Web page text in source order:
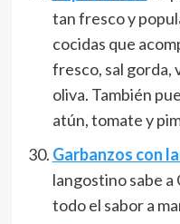
tan fresco y
cocidas que
fresco, sal gorda,
oliva. También
atún, tomate y
Garbanzos con
langostino sabe a
todo el sabor a